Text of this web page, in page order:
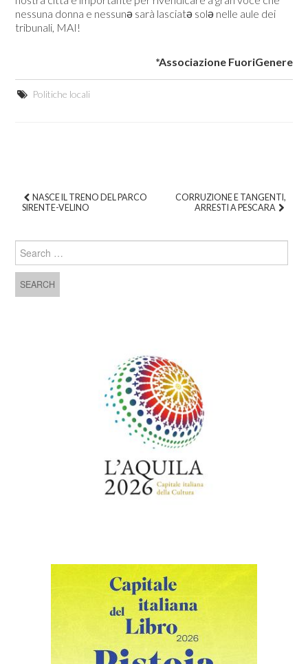
nessuna donna e nessunə sarà lasciatə solə nelle aule dei
tribunali, MAI!
*Associazione FuoriGenere
Politiche locali
NASCE IL TRENO DEL PARCO
SIRENTE-VELINO
CORRUZIONE E TANGENTI,
ARRESTI A PESCARA
Search for: